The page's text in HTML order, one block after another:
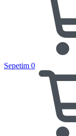
Sepetim 0